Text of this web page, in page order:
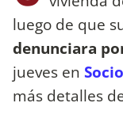
luego de que
denunciara
jueves en
más detalles